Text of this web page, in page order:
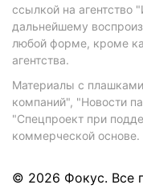
ссылкой на агентство
дальнейшему
любой форме, кроме
агентства.
Материалы с
компаний", "Новости
"Спецпроект при
коммерческой основе.
© 2026 Фокус. Все